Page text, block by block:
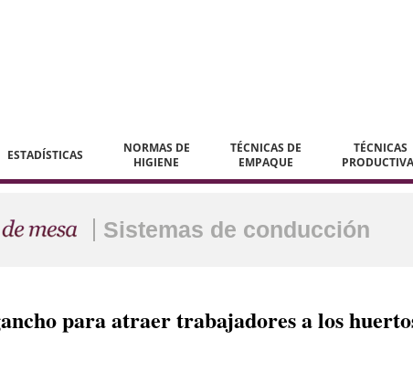
ESTADÍSTICAS
NORMAS DE
HIGIENE
TÉCNICAS DE
EMPAQUE
TÉCNICAS
Sistemas de conducción
para atraer trabajadores a los